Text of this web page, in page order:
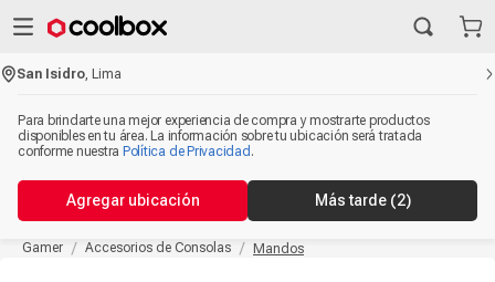
San Isidro ,Lima
Para brindarte una mejor experiencia de compra y mostrarte productos
disponibles en tu área. La información sobre tu ubicación será tratada
conforme nuestra Política de Privacidad .
Agregar ubicación Más tarde (2)
Gamer Accesorios de Consolas Mandos